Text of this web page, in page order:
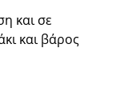
και σε
και βάρος